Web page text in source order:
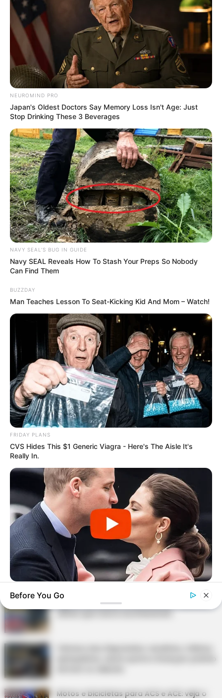
SHARE THIS Share it Tweet
Share it Pin it
PUBLICAÇÕES RELACIONADAS
Piso Nacional
FAÇA O SEU COMENTÁRIO AQUI!
FALE CONOSCO
Nome
E-mail
Mensagem*
DESTAQUES
FACEBOOK
DESTAQUES DA SEMANA
Agente de Saúde é indiciada por falsificar
visitas que nunca aconteceram.
Motos e bicicletas para ACS e ACE: veja o
NEUROMIND PRO
Japan's Oldest Doctors Say Memory Loss Isn't Age: Just
Stop Drinking These 3 Beverages
NAVY SEAL'S BUG IN GUIDE
Navy SEAL Reveals How To Stash Your Preps So Nobody
Can Find Them
BUZZDAY
Man Teaches Lesson To Seat-Kicking Kid And Mom – Watch!
FRIDAY PLANS
CVS Hides This $1 Generic Viagra - Here's The Aisle It's
Really In.
Embarrassing Prince William Moment Caught On Camera
(Watch)
Before You Go